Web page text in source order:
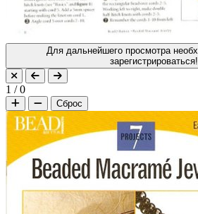
Для дальнейшего просмотра необходимо войти или
зарегистрироваться!
1 /0
Сброс